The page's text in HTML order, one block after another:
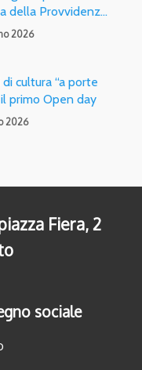
della Provvidenz…
2026
cultura “a porte
primo Open day
2026
Fiera, 2
sociale